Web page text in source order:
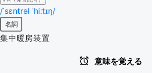
/ˈsɛntrəl ˈhiːtɪŋ/
名詞
集中暖房装置
意味を覚える